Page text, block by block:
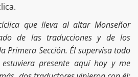
que lleva al altar Monseñor
de las traducciones y de los
Primera Sección. Él supervisa todo
presente aquí hoy y me